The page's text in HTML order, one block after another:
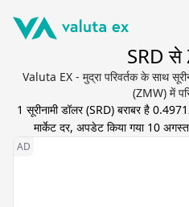
SRD से
Valuta EX - मुद्रा परिवर्तक के साथ
(ZMW) में
1 सूरीनामी डॉलर(SRD) बराबर है
मार्केट दर, अपडेट किया गया 10